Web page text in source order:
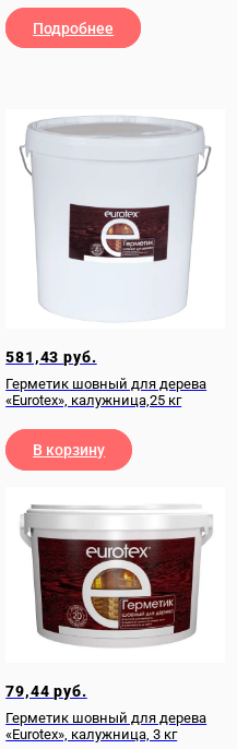
Подробнее
581,43руб.
Герметик шовный для дерева
«Eurotex», калужница,25 кг
В корзину
79,44руб.
Герметик шовный для дерева
«Eurotex», калужница, 3 кг